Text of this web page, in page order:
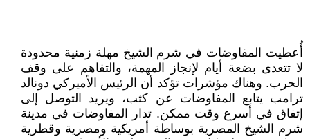
أُعطيت المفاوضات في شرم الشيخ مهلة زمنية محدودة
لا تتعدى بضعة أيام لإنجاز المهمة، والتفاهم على وقف
الحرب. وهناك مؤشرات تؤكد أن الرئيس الأميركي دونالد
ترامب يتابع المفاوضات عن كثب، ويريد التوصل إلى
إتفاق في أسرع وقت ممكن. تدار المفاوضات في مدينة
شرم الشيخ المصرية بوساطة أمريكية ومصرية وقطرية